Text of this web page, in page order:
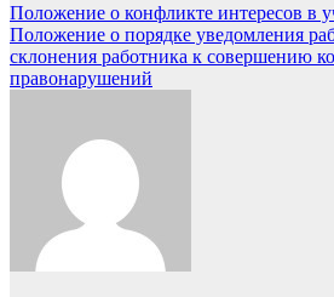
Навигация
по
записям
Положение о конфликте интересов в
Положение о порядке уведомления
склонения работника к совершению
правонарушений